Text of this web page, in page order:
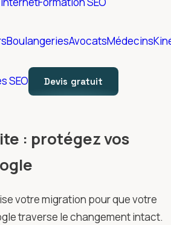
BoulangeriesAvocatsMédecins
SEO Devis gratuit
: protégez vos
votre migration pour que votre
traverse le changement intact.